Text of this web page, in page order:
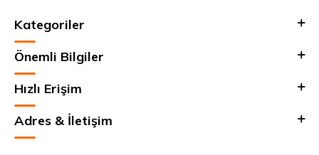
Kategoriler
Önemli Bilgiler
Hızlı Erişim
Adres & İletişim